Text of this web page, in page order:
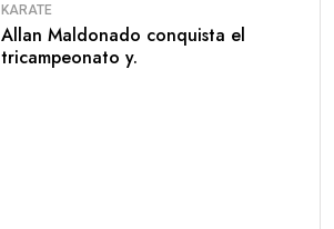
KARATE
Allan Maldonado conquista el
tricampeonato y.